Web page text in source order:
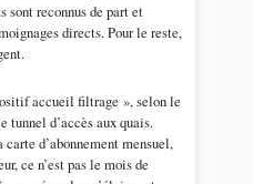
sont reconnus de part et
directs. Pour le reste,
accueil filtrage », selon le
tunnel d’accès aux quais.
d’abonnement mensuel,
ce n’est pas le mois de